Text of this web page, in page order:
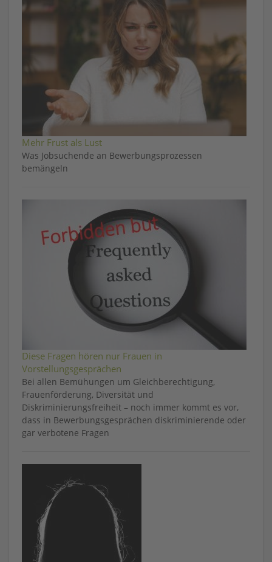
Mehr Frust als Lust
Was Jobsuchende an Bewerbungsprozessen
bemängeln
Diese Fragen hören nur Frauen in
Vorstellungsgesprächen
Bei allen Bemühungen um Gleichberechtigung,
Frauenförderung, Diversität und
Diskriminierungsfreiheit – noch immer kommt es vor,
dass in Bewerbungsgesprächen diskriminierende oder
gar verbotene Fragen